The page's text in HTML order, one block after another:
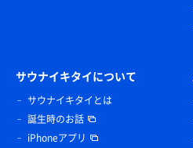
サウナイキタイについて
サウナイキタイとは
誕生時のお話
iPhoneアプリ